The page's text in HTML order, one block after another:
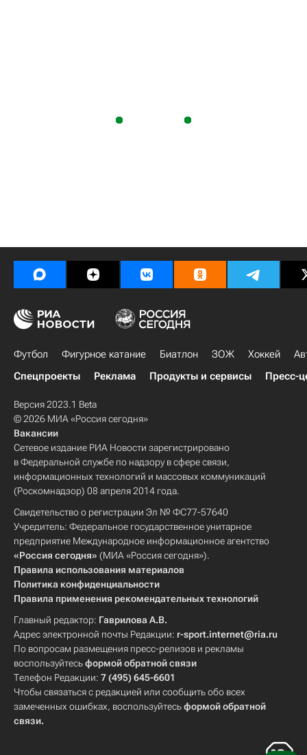
Футбол Фигурное катание Биатлон ЗОЖ Хоккей
Спецпроекты
Реклама Продукты и сервисы Пресс-
Версия 2023.1 Beta
© 2026 МИА «Россия сегодня»
Вакансии
Сетевое издание РИА Новости зарегистрировано
в Федеральной службе по надзору в сфере связи,
информационных технологий и массовых коммуникаций
(Роскомнадзор) 08 апреля 2014 года.
Свидетельство о регистрации Эл № ФС77-57640
Учредитель: Федеральное государственное унитарное
предприятие Международное информационное агентство
«Россия сегодня» (МИА «Россия сегодня»).
Правила использования материалов
Политика конфиденциальности
Правила применения рекомендательных технологий
Главный редактор: Гаврилова А.В.
Адрес электронной почты Редакции: r-sport.internet@ria.ru
По вопросам размещения пресс-релизов и рекламы
воспользуйтесьформой обратной связи
Телефон Редакции: 7 (495) 645-6601
Чтобы связаться с редакцией или сообщить обо всех
замеченных ошибках, воспользуйтесьформой обратной
связи.